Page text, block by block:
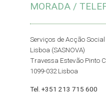
MORADA /
Serviços de Acção
Lisboa (SASNOVA)
Travessa Estevão Pinto
1099-032 Lisboa
Tel. +351 213 715 600